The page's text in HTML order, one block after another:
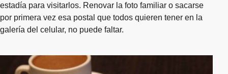
estadía para visitarlos. Renovar la foto familiar o sacarse
por primera vez esa postal que todos quieren tener en la
galería del celular, no puede faltar.